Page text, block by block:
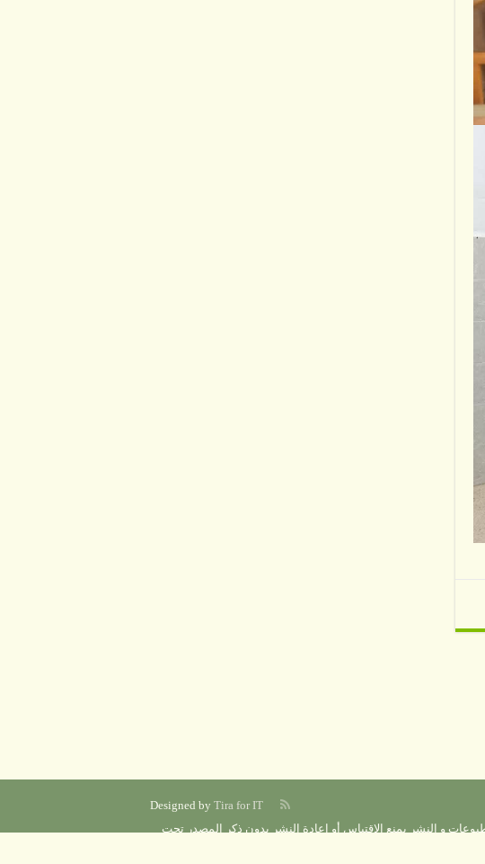
Designed by Tira for IT
و النشر يمنع الاقتباس أو إعادة النشر بدون ذكر المصدر تحت